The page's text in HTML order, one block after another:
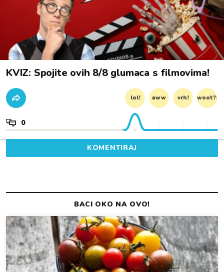
KVIZ: Spojite ovih 8/8 glumaca s filmovima!
lol! aww vrh! woot?!
0
KOMENTIRAJ